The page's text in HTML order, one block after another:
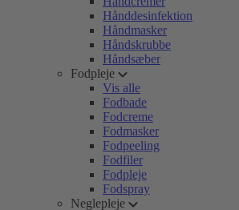
Hånddesinfektion
Håndmasker
Håndskrubbe
Håndsæber
Fodpleje
Vis alle
Fodbade
Fodcreme
Fodmasker
Fodpeeling
Fodfiler
Fodpleje
Fodspray
Neglepleje